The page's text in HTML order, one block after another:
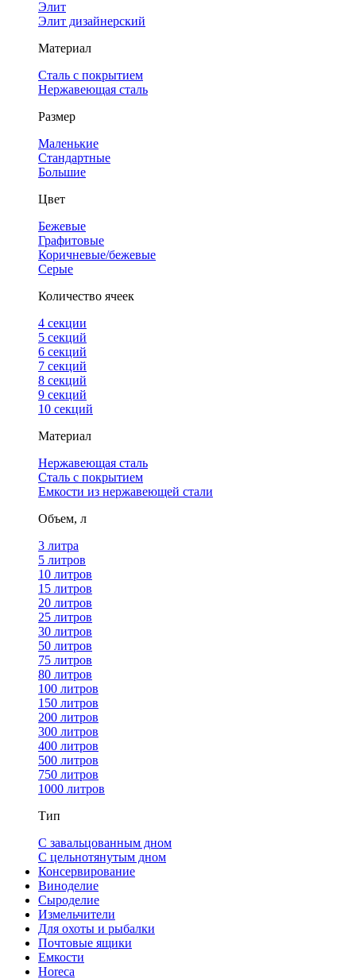
Элит
Элит дизайнерский
Материал
Сталь с покрытием
Нержавеющая сталь
Размер
Маленькие
Стандартные
Большие
Цвет
Бежевые
Графитовые
Коричневые/бежевые
Серые
Количество ячеек
4 cекции
5 секций
6 секций
7 секций
8 секций
9 секций
10 секций
Материал
Нержавеющая сталь
Сталь с покрытием
Емкости из нержавеющей стали
Объем, л
3 литра
5 литров
10 литров
15 литров
20 литров
25 литров
30 литров
50 литров
75 литров
80 литров
100 литров
150 литров
200 литров
300 литров
400 литров
500 литров
750 литров
1000 литров
Тип
С завальцованным дном
С цельнотянутым дном
Консервирование
Виноделие
Сыроделие
Измельчители
Для охоты и рыбалки
Почтовые ящики
Емкости
Horeca